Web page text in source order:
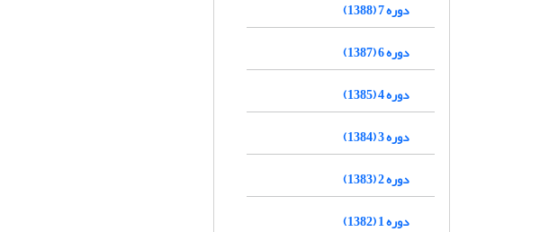
دوره 7 (1388)
دوره 6 (1387)
دوره 4 (1385)
دوره 3 (1384)
دوره 2 (1383)
دوره 1 (1382)